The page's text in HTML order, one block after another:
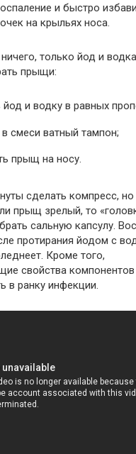
и быстро
на крыльях носа.
только йод и
прыщи:
и водку в равных
смеси ватный тампон;
прыщ на носу.
сделать компресс, но
прыщ зрелый, то
сальную капсулу.
протирания йодом с
Кроме того,
свойства компонентов
в ранку инфекции.